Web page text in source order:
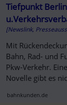
Tiefpunkt
aufs Schärfste |
[Newslink,
Mit
Bahn, Rad- und
Pkw-Verkehr.
Novelle gibt es
bahnkunden.de